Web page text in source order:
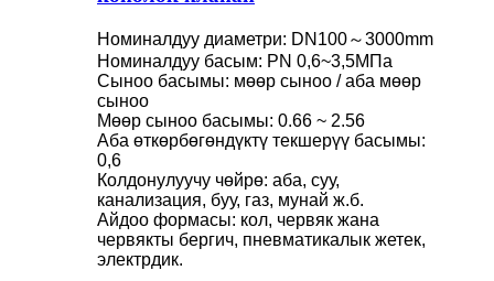
Номиналдуу диаметри: DN100～3000mm
Номиналдуу басым: PN 0,6~3,5МПа
Сыноо басымы: мөөр сыноо / аба мөөр
сыноо
Мөөр сыноо басымы: 0.66 ~ 2.56
Аба өткөрбөгөндүктү текшерүү басымы:
0,6
Колдонулуучу чөйрө: аба, суу,
канализация, буу, газ, мунай ж.б.
Айдоо формасы: кол, червяк жана
червякты бергич, пневматикалык жетек,
электрдик.